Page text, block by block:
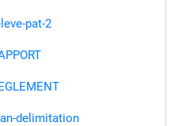
pat-2
delimitation